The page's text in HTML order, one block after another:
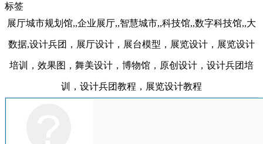
标签
展厅城市规划馆,,企业展厅,,智慧城市,,科技馆,,数字科技馆,,大
数据,设计兵团，展厅设计，展台模型，展览设计，展览设计
培训，效果图，舞美设计，博物馆，原创设计，设计兵团培
训，设计兵团教程，展览设计教程